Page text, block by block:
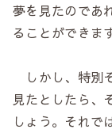
夢を見たのであ
ることができま
しかし、特別
見たとしたら、
しょう。それで